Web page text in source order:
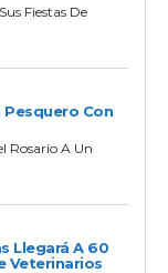
Fiestas De
Pesquero Con
Rosario A Un
Llegará A 60
Veterinarios